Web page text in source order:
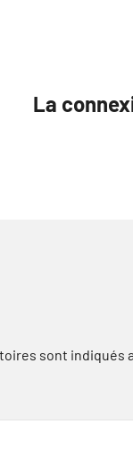
La
sont indiqués